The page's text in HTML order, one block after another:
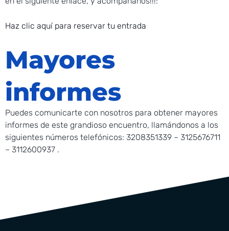
Haz clic aquí para reservar tu entrada
Mayores
informes
Puedes comunicarte con nosotros para obtener mayores
informes de este grandioso encuentro, llamándonos a los
siguientes números telefónicos: 3208351339 – 3125676711
– 3112600937 .